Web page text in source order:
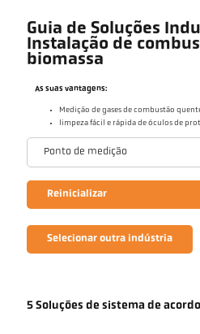
Guia de Soluções
Instalação de
biomassa
As suas vantagens:
Medição de gases de combustão
limpeza fácil e rápida de óculos de
Ponto de medição
Reinicializar
Selecionar outra indústria
5 Soluções de sistema de